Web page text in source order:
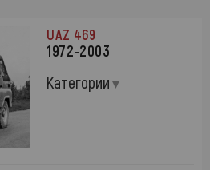
UAZ 469
1972-2003
Категории